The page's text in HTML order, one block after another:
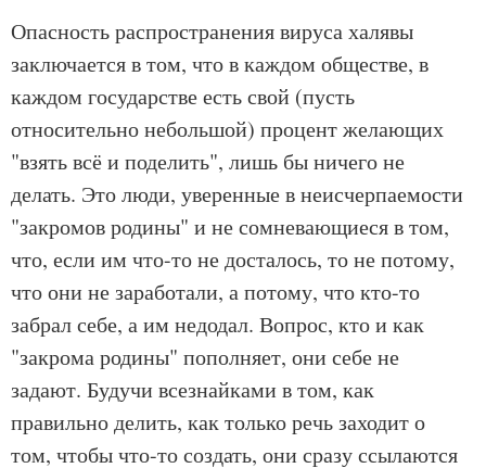
Опасность распространения вируса халявы
заключается в том, что в каждом обществе, в
каждом государстве есть свой (пусть
относительно небольшой) процент желающих
"взять всё и поделить", лишь бы ничего не
делать. Это люди, уверенные в неисчерпаемости
"закромов родины" и не сомневающиеся в том,
что, если им что-то не досталось, то не потому,
что они не заработали, а потому, что кто-то
забрал себе, а им недодал. Вопрос, кто и как
"закрома родины" пополняет, они себе не
задают. Будучи всезнайками в том, как
правильно делить, как только речь заходит о
том, чтобы что-то создать, они сразу ссылаются